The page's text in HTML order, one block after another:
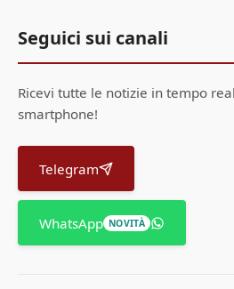
Seguici sui canali
Ricevi tutte le notizie in tempo
smartphone!
Telegram
WhatsApp NOVITÀ